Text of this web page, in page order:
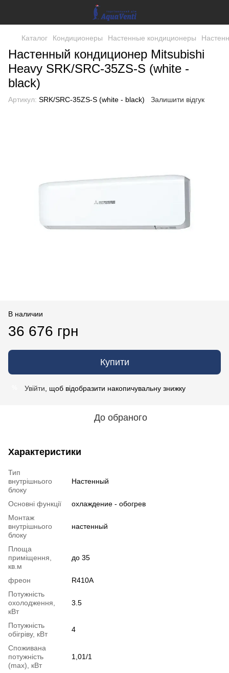
Каталог Кондиционеры Настенные кондиционеры
Настенный кондиционер Mitsubishi
Heavy SRK/SRC-35ZS-S (white -
black)
Артикул: SRK/SRC-35ZS-S (white - black) Залишити відгук
В наличии
36 676 грн
Купити
Увійти , щоб відобразити накопичувальну знижку
До обраного
Характеристики
Тип
внутрішнього
блоку
Настенный
Основні функції
охлаждение - обогрев
Монтаж
внутрішнього
блоку
настенный
Площа
приміщення,
кв.м
до 35
фреон
R410A
Потужність
охолодження,
кВт
3.5
Потужність
обігріву, кВт
4
Споживана
потужність
(max), кВт
1,01/1